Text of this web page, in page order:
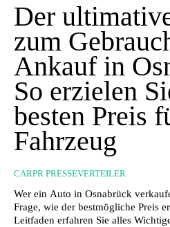
Der
zum
Ankauf in
So erzielen
besten Preis
Fahrzeug
CARPR PRESSEVERTEILER
Wer ein Auto in Osnabrück
Frage, wie der bestmögliche Preis
Leitfaden erfahren Sie alles